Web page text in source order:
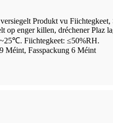
Produkt vu
op enger killen, dréchener Plaz
Fiichtegkeet: ≤50%RH.
Méint, Fasspackung 6 Méint